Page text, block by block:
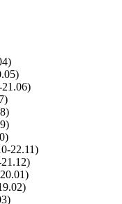
22.11)